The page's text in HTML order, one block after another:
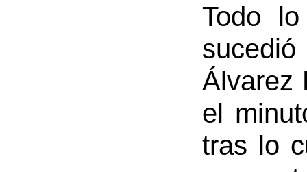
Todo
Álvarez
el
tras lo